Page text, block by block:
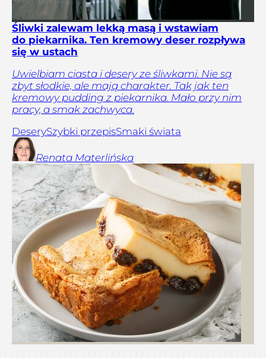
Śliwki zalewam lekką masą i wstawiam
do piekarnika. Ten kremowy deser rozpływa
się w ustach
Uwielbiam ciasta i desery ze śliwkami. Nie są
zbyt słodkie, ale mają charakter. Tak jak ten
kremowy pudding z piekarnika. Mało przy nim
pracy, a smak zachwyca.
DeserySzybki przepisSmaki świata
Renata Materlińska